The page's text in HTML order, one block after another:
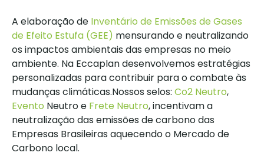
A elaboração de Inventário de Emissões de Gases
de Efeito Estufa (GEE) mensurando e neutralizando
os impactos ambientais das empresas no meio
ambiente. Na Eccaplan desenvolvemos estratégias
personalizadas para contribuir para o combate às
mudanças climáticas.Nossos selos: Co2 Neutro,
Evento Neutro e Frete Neutro, incentivam a
neutralização das emissões de carbono das
Empresas Brasileiras aquecendo o Mercado de
Carbono local.